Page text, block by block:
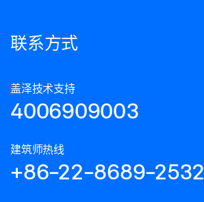
联系方式
盖泽技术支持
4006909003
建筑师热线
+86-22-8689-2532